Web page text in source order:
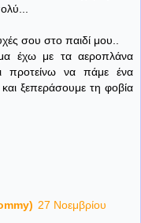
σου στο παιδί μου..
έχω με τα αεροπλάνα
προτείνω να πάμε ένα
ξεπεράσουμε τη φοβία
27 Νοεμβρίου